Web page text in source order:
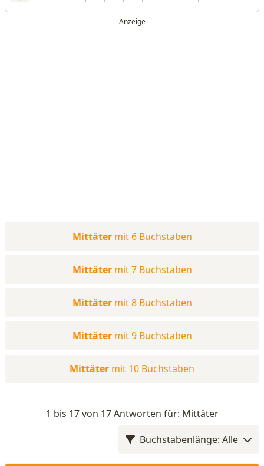
Mittäter mit 6 Buchstaben
Mittäter mit 7 Buchstaben
Mittäter mit 8 Buchstaben
Mittäter mit 9 Buchstaben
Mittäter mit 10 Buchstaben
1 bis 17 von 17 Antworten für: Mittäter
Buchstabenlänge: Alle